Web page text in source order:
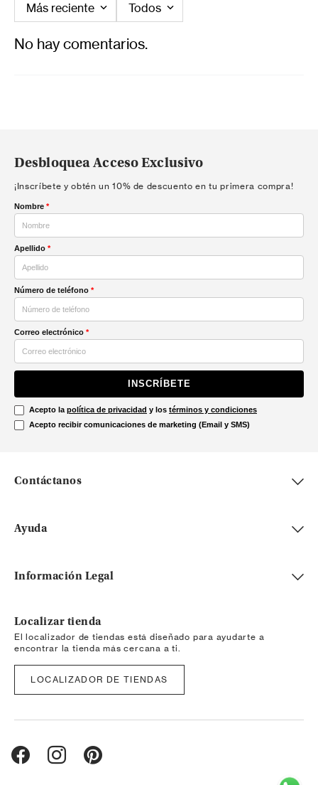
Más reciente Todos
No hay comentarios.
Desbloquea Acceso Exclusivo
¡Inscríbete y obtén un 10% de descuento en tu primera compra!
Nombre *
Apellido *
Número de teléfono *
Correo electrónico *
INSCRÍBETE
Acepto la política de privacidad y los términos y condiciones
Acepto recibir comunicaciones de marketing (Email y SMS)
Contáctanos
Ayuda
Información Legal
Localizar tienda
El localizador de tiendas está diseñado para ayudarte a
encontrar la tienda más cercana a ti.
LOCALIZADOR DE TIENDAS